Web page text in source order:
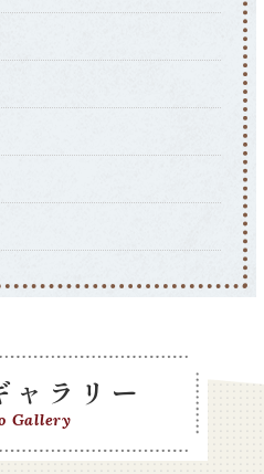
ャラリー
Gallery